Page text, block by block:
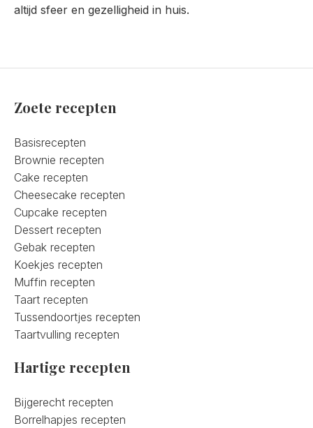
altijd sfeer en gezelligheid in huis.
Zoete recepten
Basisrecepten
Brownie recepten
Cake recepten
Cheesecake recepten
Cupcake recepten
Dessert recepten
Gebak recepten
Koekjes recepten
Muffin recepten
Taart recepten
Tussendoortjes recepten
Taartvulling recepten
Hartige recepten
Bijgerecht recepten
Borrelhapjes recepten